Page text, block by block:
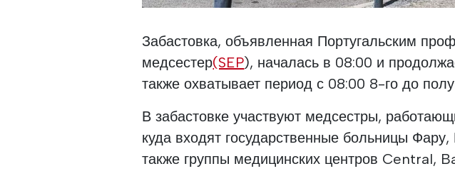
Забастовка, объявленная Португальским
медсестер(SEP), началась в 08:00 и
также охватывает период с 08:00 8-го до
В забастовке участвуют медсестры,
куда входят государственные больницы
также группы медицинских центров Central,